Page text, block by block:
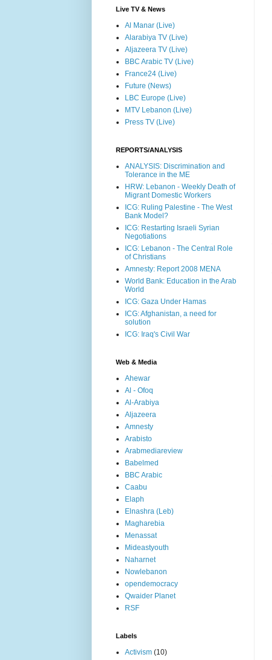
Live TV & News
Al Manar (Live)
Alarabiya TV (Live)
Aljazeera TV (Live)
BBC Arabic TV (Live)
France24 (Live)
Future (News)
LBC Europe (Live)
MTV Lebanon (Live)
Press TV (Live)
REPORTS/ANALYSIS
ANALYSIS: Discrimination and
Tolerance in the ME
HRW: Lebanon - Weekly Death of
Migrant Domestic Workers
ICG: Ruling Palestine - The West
Bank Model?
ICG: Restarting Israeli Syrian
Negotiations
ICG: Lebanon - The Central Role
of Christians
Amnesty: Report 2008 MENA
World Bank: Education in the Arab
World
ICG: Gaza Under Hamas
ICG: Afghanistan, a need for
solution
ICG: Iraq's Civil War
Web & Media
Ahewar
Al - Ofoq
Al-Arabiya
Aljazeera
Amnesty
Arabisto
Arabmediareview
Babelmed
BBC Arabic
Caabu
Elaph
Elnashra (Leb)
Magharebia
Menassat
Mideastyouth
Naharnet
Nowlebanon
opendemocracy
Qwaider Planet
RSF
Labels
Activism (10)